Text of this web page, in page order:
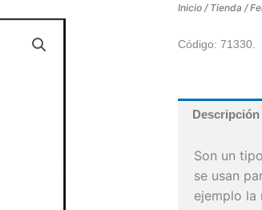
Inicio / Tienda /
Código: 71330.
Descripción
Son un
se usan
ejemplo la